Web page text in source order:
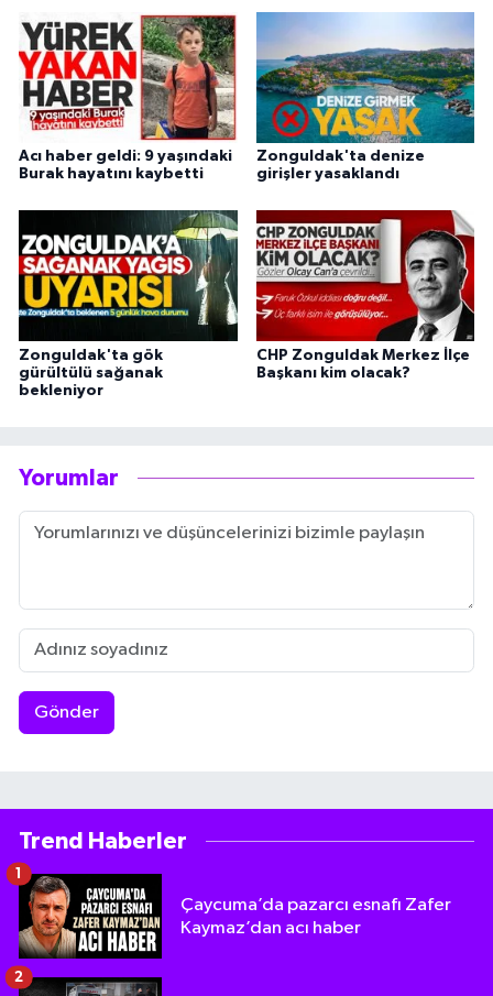
Acı haber geldi: 9 yaşındaki
Burak hayatını kaybetti
Zonguldak'ta denize
girişler yasaklandı
Zonguldak'ta gök
gürültülü sağanak
bekleniyor
CHP Zonguldak Merkez İlçe
Başkanı kim olacak?
Yorumlar
Gönder
Trend Haberler
Çaycuma’da pazarcı esnafı Zafer
Kaymaz’dan acı haber
1
2